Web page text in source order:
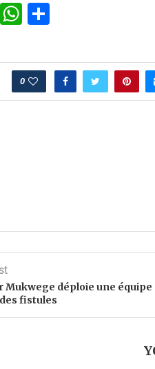
TwitterWhatsApp
0
Mukwege déploie une équipe
fistules